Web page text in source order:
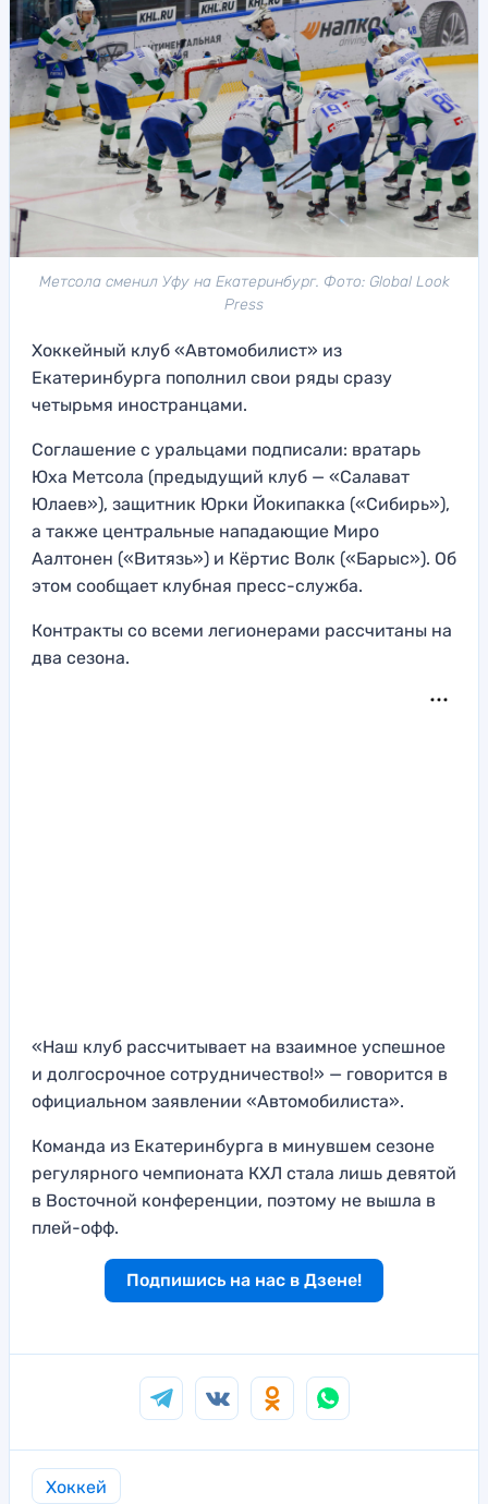
Метсола сменил Уфу на Екатеринбург. Фото: Global Look
Press
Хоккейный клуб «Автомобилист» из
Екатеринбурга пополнил свои ряды сразу
четырьмя иностранцами.
Соглашение с уральцами подписали: вратарь
Юха Метсола (предыдущий клуб — «Салават
Юлаев»), защитник Юрки Йокипакка («Сибирь»),
а также центральные нападающие Миро
Аалтонен («Витязь») и Кёртис Волк («Барыс»). Об
этом сообщает клубная пресс-служба.
Контракты со всеми легионерами рассчитаны на
два сезона.
«Наш клуб рассчитывает на взаимное успешное
и долгосрочное сотрудничество!» — говорится в
официальном заявлении «Автомобилиста».
Команда из Екатеринбурга в минувшем сезоне
регулярного чемпионата КХЛ стала лишь девятой
в Восточной конференции, поэтому не вышла в
плей-офф.
Подпишись на нас в Дзене!
Хоккей